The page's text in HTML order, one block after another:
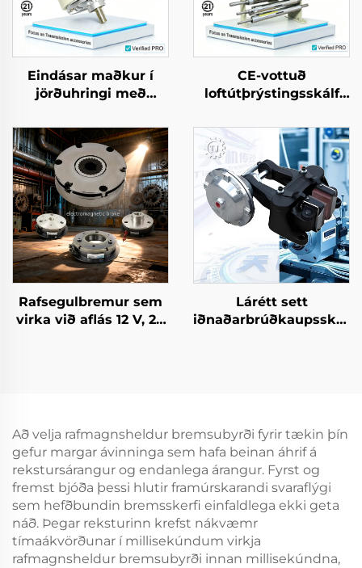
Eindásar maðkur í
jörðuhringi með
háðgæða OEM-
vörumerki, DIN-
standards, nýtt
CE-vottuð
loftútþrýstingsskálf
álmíníumlegeri
blöndu, með lágri
rúllunarfriksjón
Rafsegulbremur sem
virka við aflás 12 V, 24
Lárétt sett
iðnaðarbrúðkaupsskífa,
Að velja rafmagnsheldur bremsubyrði fyrir tækin þín
gefur margar ávinninga sem hafa beinan áhrif á
rekstursárangur og endanlega árangur. Fyrst og
fremst bjóða þessi hlutir framúrskarandi svaraflýgi
sem hefðbundin bremsskerfi einfaldlega ekki geta
náð. Þegar reksturinn krefst nákvæmr
tímaákvörðunar í millisekúndum virkja
rafmagnsheldur bremsubyrði innan millisekúndna,